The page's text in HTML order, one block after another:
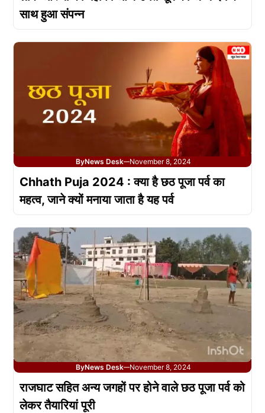
साथ हुआ संपन्न
ByNews Desk—November 8, 2024
Chhath Puja 2024 : क्या है छठ पूजा पर्व का
महत्व, जाने क्यों मनाया जाता है यह पर्व
ByNews Desk—November 8, 2024
राजघाट सहित अन्य जगहों पर होने वाले छठ पूजा पर्व को
लेकर तैयारियां पूरी